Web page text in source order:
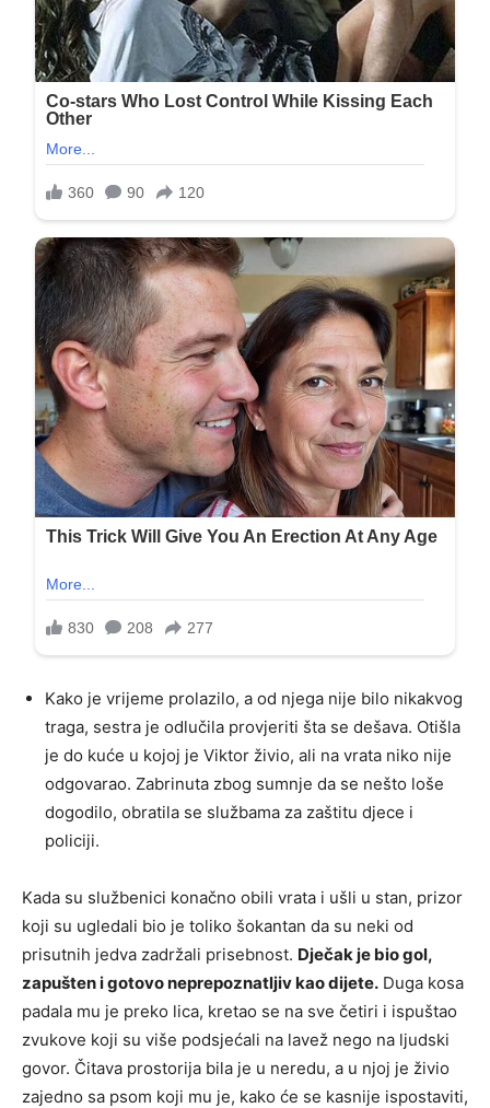
Kako je vrijeme prolazilo, a od njega nije bilo nikakvog
traga, sestra je odlučila provjeriti šta se dešava. Otišla
je do kuće u kojoj je Viktor živio, ali na vrata niko nije
odgovarao. Zabrinuta zbog sumnje da se nešto loše
dogodilo, obratila se službama za zaštitu djece i
policiji.
Kada su službenici konačno obili vrata i ušli u stan, prizor
koji su ugledali bio je toliko šokantan da su neki od
prisutnih jedva zadržali prisebnost. Dječak je bio gol,
zapušten i gotovo neprepoznatljiv kao dijete. Duga kosa
padala mu je preko lica, kretao se na sve četiri i ispuštao
zvukove koji su više podsjećali na lavež nego na ljudski
govor. Čitava prostorija bila je u neredu, a u njoj je živio
zajedno sa psom koji mu je, kako će se kasnije ispostaviti,